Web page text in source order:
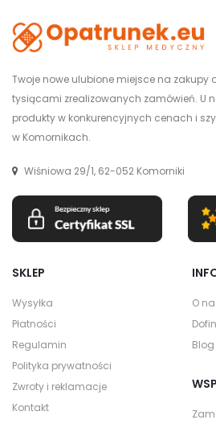
Twoje nowe ulubione miejsce na zakupy
tysiącami zrealizowanych zamówień. U
produkty w konkurencyjnych cenach i
w Komornikach.
Wiśniowa 29/1, 62-052 Komorniki
SKLEP
Wysyłka
Płatności
Regulamin
Polityka prywatności
Zwroty i reklamacje
Kontakt
O
Blog